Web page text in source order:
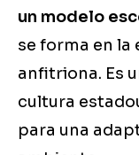
un modelo
se forma en la
anfitriona. Es
cultura
para una